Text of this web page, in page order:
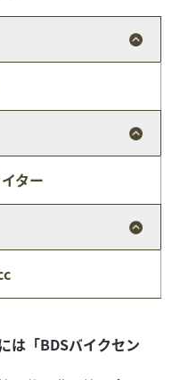
ター
は「BDSバイクセン